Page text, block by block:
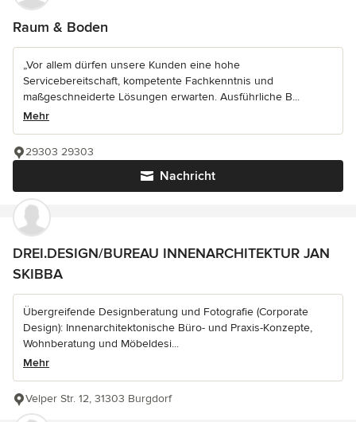
Raum & Boden
„Vor allem dürfen unsere Kunden eine hohe
Servicebereitschaft, kompetente Fachkenntnis und
maßgeschneiderte Lösungen erwarten. Ausführliche B...
Mehr
Nachricht
29303 29303
DREI.DESIGN/BUREAU INNENARCHITEKTUR JAN
SKIBBA
Übergreifende Designberatung und Fotografie (Corporate
Design): Innenarchitektonische Büro- und Praxis-Konzepte,
Wohnberatung und Möbeldesi...
Mehr
Velper Str. 12, 31303 Burgdorf